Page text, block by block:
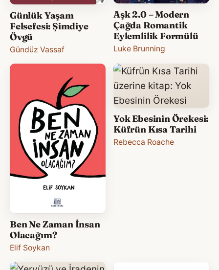
Günlük Yaşam
Felsefesi: Şimdiye
Övgü
Gündüz Vassaf
Aşk 2.0 – Modern
Çağda Romantik
Eylemlilik Formülü
Luke Brunning
Ben Ne Zaman İnsan
Olacağım?
Elif Soykan
Yok Ebesinin Örekesi:
Küfrün Kısa Tarihi
Rebecca Roache